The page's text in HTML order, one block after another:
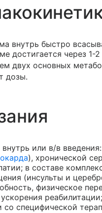
внутрь быстро
достигается через
двух основных
дозы.
или в/в
), хронической
в составе
(инсульты и
физическое
со специфической